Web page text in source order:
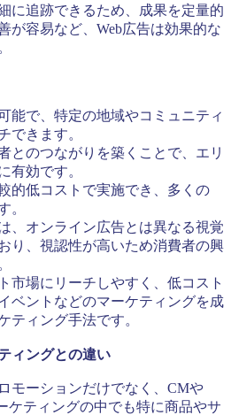
に追跡できるため、成果を定量的
が容易など、Web広告は効果的な
能で、特定の地域やコミュニティ
できます。
とのつながりを築くことで、エリ
有効です。
的低コストで実施でき、多くの
。
、オンライン広告とは異なる視覚
り、視認性が高いため消費者の興
市場にリーチしやすく、低コスト
ベントなどのマーケティングを成
ティング手法です。
ィングとの違い
モーションだけでなく、CMや
ケティングの中でも特に商品やサ